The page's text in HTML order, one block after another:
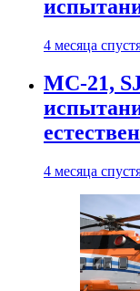
4 месяца
МС-21,
4 месяца